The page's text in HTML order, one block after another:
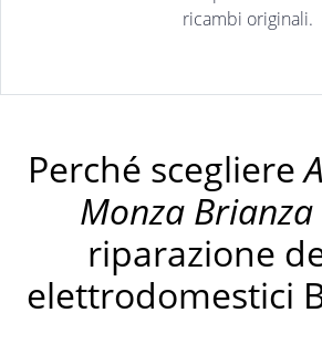
ricambi originali.
Perché scegliere
Monza Brianza
riparazione
elettrodomestici